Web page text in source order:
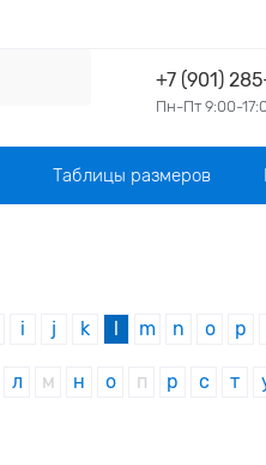
+7 (901)
Пн-Пт 9:00-
Таблицы размеров
i j k m n o p
л м н о п р с т